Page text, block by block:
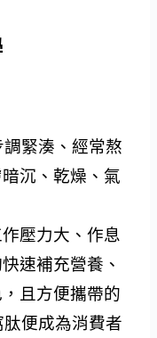
調緊湊、經常熬
沉、乾燥、氣
壓力大、作息
速補充營養、
且方便攜帶的
便成為消費者